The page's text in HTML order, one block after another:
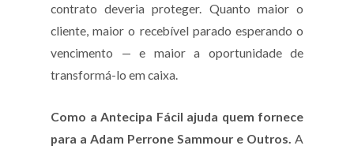
contrato deveria proteger. Quanto maior o
cliente, maior o recebível parado esperando o
vencimento — e maior a oportunidade de
transformá-lo em caixa.
Como a Antecipa Fácil ajuda quem fornece
para a Adam Perrone Sammour e Outros. A